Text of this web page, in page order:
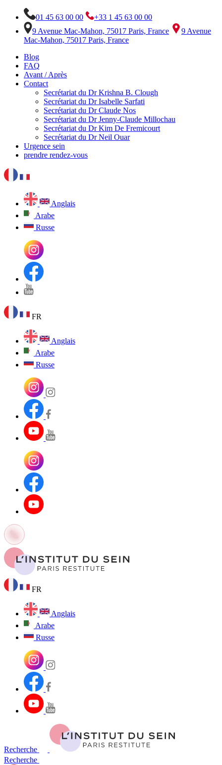
01 45 63 00 00
+33 1 45 63 00 00
9 Avenue Mac-Mahon, 75017 Paris, France
9 Avenue
Mac-Mahon, 75017 Paris, France
Blog
FAQ
Avant / Après
Contact
Secrétariat du Dr Krishna B. Clough
Secrétariat du Dr Isabelle Sarfati
Secrétariat du Dr Claude Nos
Secrétariat du Dr Jenny-Claude Millochau
Secrétariat du Dr Kim De Fremicourt
Secrétariat du Dr Neil Ouar
Urgence sein
prendre rendez-vous
Anglais
Arabe
Russe
FR
Anglais
Arabe
Russe
FR
Anglais
Arabe
Russe
Recherche
Recherche